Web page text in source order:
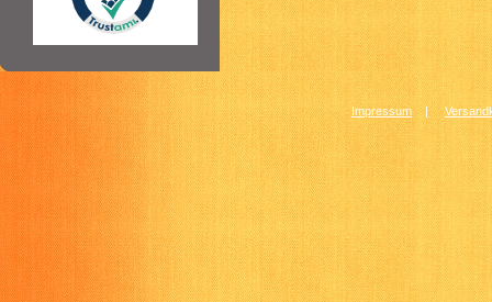
Impressum |